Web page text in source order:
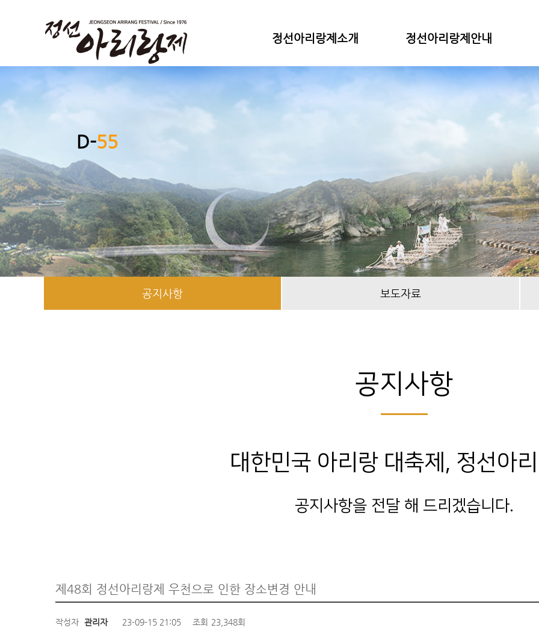
정선아리랑제소개 정선아리랑제안내
D-55
공지사항 보도자료
공지사항
대한민국 아리랑 대축제, 정선아
공지사항을 전달 해 드리겠습니다.
제48회 정선아리랑제 우천으로 인한 장소변경 안내
작성자 관리자 23-09-15 21:05 조회 23,348회